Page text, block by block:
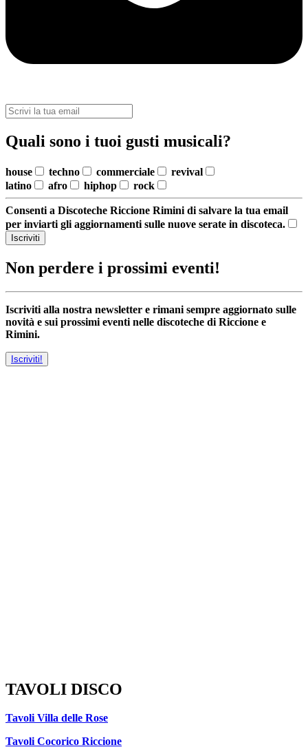
Quali sono i tuoi gusti musicali?
house techno commerciale
revival
latino
afro hiphop rock
Consenti a Discoteche Riccione Rimini di salvare la tua email
per inviarti gli aggiornamenti sulle nuove serate in discoteca.
Iscriviti
Non perdere i prossimi eventi!
Iscriviti alla nostra newsletter e rimani sempre aggiornato sulle
novità e sui prossimi eventi nelle discoteche di Riccione e
Rimini.
Iscriviti!
TAVOLI DISCO
Tavoli Villa delle Rose
Tavoli Cocorico Riccione